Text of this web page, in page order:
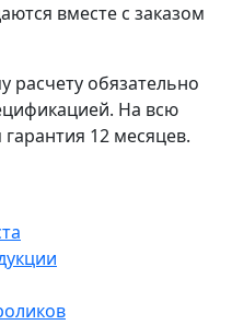
вместе с заказом
расчету обязательно
На всю
12 месяцев.